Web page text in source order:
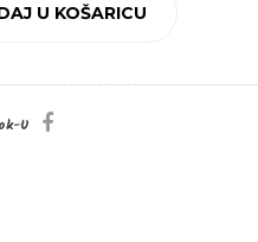
U KOŠARICU
U